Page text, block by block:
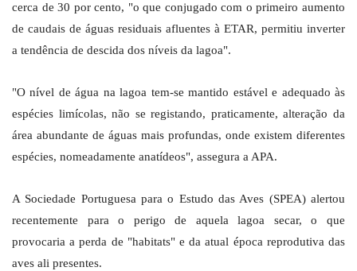
cerca de 30 por cento, "o que conjugado com o primeiro aumento
de caudais de águas residuais afluentes à ETAR, permitiu inverter
a tendência de descida dos níveis da lagoa".
"O nível de água na lagoa tem-se mantido estável e adequado às
espécies limícolas, não se registando, praticamente, alteração da
área abundante de águas mais profundas, onde existem diferentes
espécies, nomeadamente anatídeos", assegura a APA.
A Sociedade Portuguesa para o Estudo das Aves (SPEA) alertou
recentemente para o perigo de aquela lagoa secar, o que
provocaria a perda de "habitats" e da atual época reprodutiva das
aves ali presentes.